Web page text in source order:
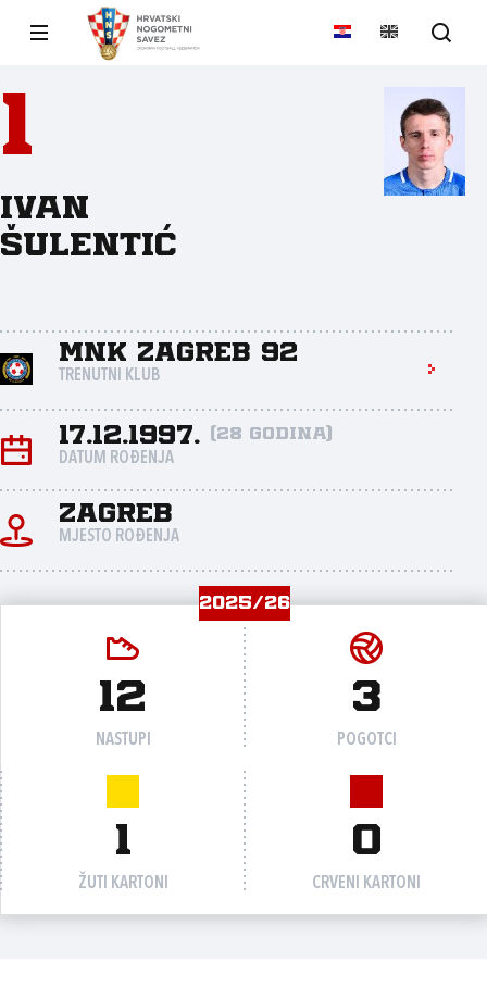
1
Ivan
Šulentić
MNK Zagreb 92
TRENUTNI KLUB
17.12.1997. (28 godina)
DATUM ROĐENJA
Zagreb
MJESTO ROĐENJA
2025/26
12
NASTUPI
3
POGOTCI
1
ŽUTI KARTONI
0
CRVENI KARTONI